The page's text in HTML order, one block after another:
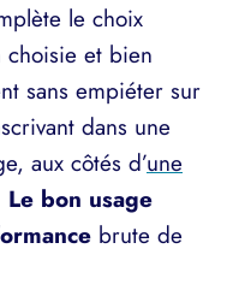
le choix
choisie et bien
sans empiéter sur
dans une
aux côtés d’une
Le bon usage
brute de